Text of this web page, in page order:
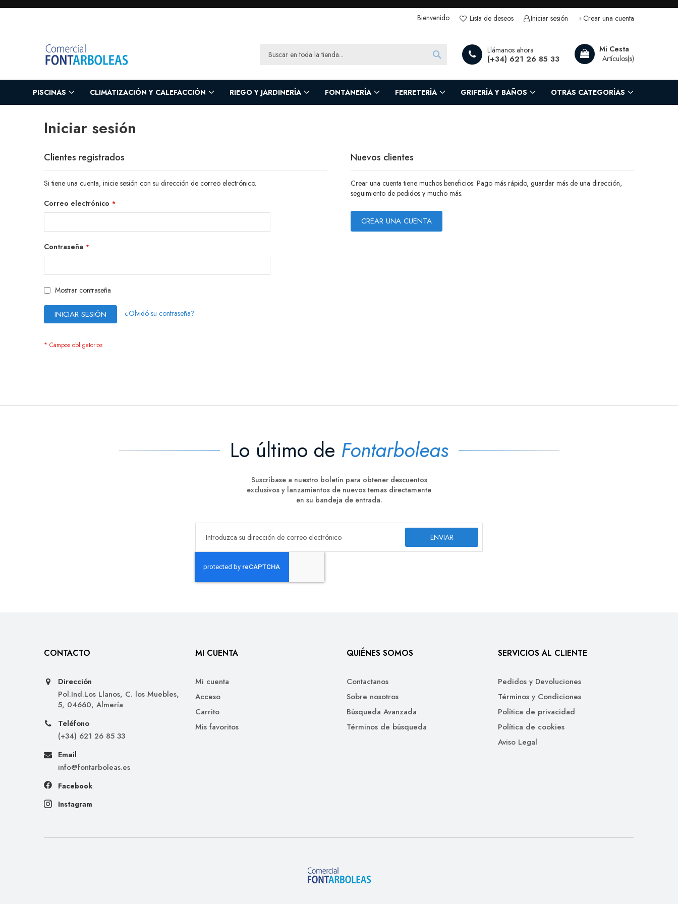
Bienvenido Lista de deseos Iniciar sesión Crear una cuenta
Mi Cesta
Llámanos ahora
(+34) 621 26 85 33
Search
PISCINAS CLIMATIZACIÓN Y CALEFACCIÓN RIEGO Y JARDINERÍA FONTANERÍA FERRETERÍA GRIFERÍA Y BAÑOS OTRAS CATEGORÍAS
Iniciar sesión
Clientes registrados
Si tiene una cuenta, inicie sesión con su dirección de correo electrónico.
Correo electrónico
Contraseña
Mostrar contraseña
INICIAR SESIÓN ¿Olvidó su contraseña?
Nuevos clientes
Crear una cuenta tiene muchos beneficios: Pago más rápido, guardar más de una dirección,
seguimiento de pedidos y mucho más.
CREAR UNA CUENTA
Lo último de Fontarboleas
Suscríbase a nuestro boletín para obtener descuentos
exclusivos y lanzamientos de nuevos temas directamente
en su bandeja de entrada.
ENVIAR
CONTACTO
Dirección
Pol.Ind.Los Llanos, C. los Muebles,
5, 04660, Almería
Teléfono
(+34) 621 26 85 33
Email
info@fontarboleas.es
Facebook
Instagram
MI CUENTA
Mi cuenta
Acceso
Carrito
Mis favoritos
QUIÉNES SOMOS
Contactanos
Sobre nosotros
Búsqueda Avanzada
Términos de búsqueda
SERVICIOS AL CLIENTE
Pedidos y Devoluciones
Términos y Condiciones
Política de privacidad
Política de cookies
Aviso Legal